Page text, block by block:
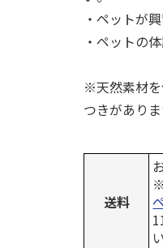
・ペットが
・ペットの
※天然素材を
つきがあり
送料